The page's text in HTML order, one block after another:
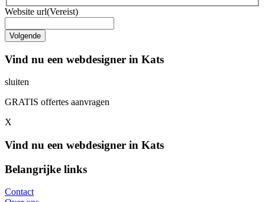
Website url(Vereist)
Vind nu een webdesigner in Kats
sluiten
GRATIS offertes aanvragen
X
Vind nu een webdesigner in Kats
Belangrijke links
Contact